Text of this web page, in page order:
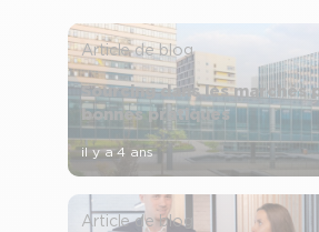
Article de blog
Sourcing dans les marchés
bonnes pratiques
il y a 4 ans
Article de blog